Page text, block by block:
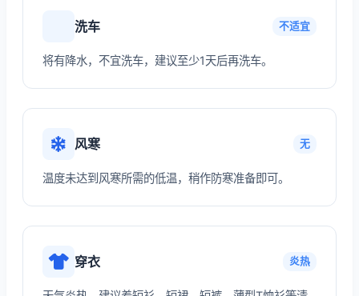
洗车 不适宜
将有降水，不宜洗车，建议至少1天后再洗车。
风寒 无
温度未达到风寒所需的低温，稍作防寒准备即可。
穿衣 炎热